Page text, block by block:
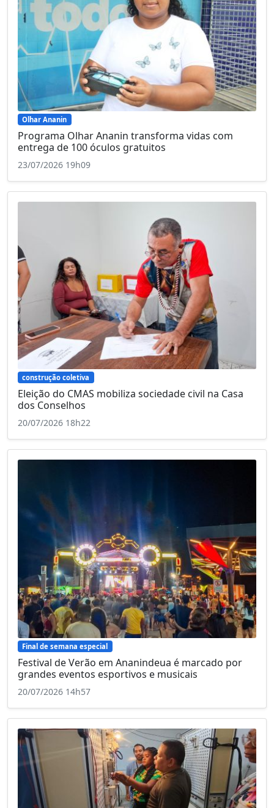
Olhar Ananin
Programa Olhar Ananin transforma vidas com
entrega de 100 óculos gratuitos
23/07/2026 19h09
construção coletiva
Eleição do CMAS mobiliza sociedade civil na Casa
dos Conselhos
20/07/2026 18h22
Final de semana especial
Festival de Verão em Ananindeua é marcado por
grandes eventos esportivos e musicais
20/07/2026 14h57